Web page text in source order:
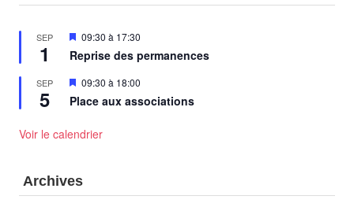
SEP
1
Mis
avant
09:30 à 17:30
Reprise des permanences
SEP
5
Mis
avant
09:30 à 18:00
Place aux associations
Voir le calendrier
Archives